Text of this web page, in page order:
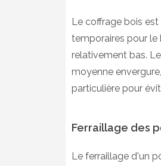
Le coffrage bois
temporaires pour le
relativement bas.
moyenne
particulière pour
Ferraillage des
Le ferraillage d'un